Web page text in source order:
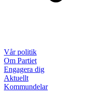
Vår politik
Om Partiet
Engagera dig
Aktuellt
Kommundelar